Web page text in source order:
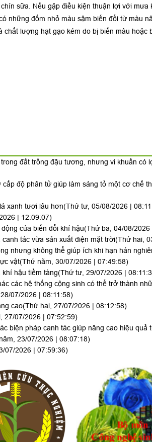
sữa. Nếu gặp điều kiện thuận lợi với mưa
những đốm nhỏ màu sậm biến đổi từ màu
lượng hạt gạo kém do bị biến màu hoặc
đất trồng đậu tương, nhưng vi khuẩn có
độ phân tử giúp làm sáng tỏ một cơ chế
xanh tươi lâu hơn(Thứ tư, 05/08/2026 |
| 12:09:07)
của biến đổi khí hậu(Thứ ba, 04/08/2026
tác vừa sản xuất điện mặt trời(Thứ hai,
nhưng không thể giúp ích khi hạn hán
vật(Thứ năm, 30/07/2026 | 07:49:58)
hậu tiềm tàng(Thứ tư, 29/07/2026 |
các hệ thống cộng sinh có thể trở thành
07/2026 | 08:11:58)
cao(Thứ hai, 27/07/2026 | 08:12:58)
27/07/2026 | 07:52:59)
biện pháp canh tác giúp nâng cao hiệu quả
23/07/2026 | 08:07:18)
07/2026 | 07:59:36)